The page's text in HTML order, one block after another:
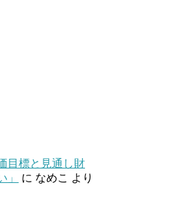
目標と見通し財
」
に なめこ より